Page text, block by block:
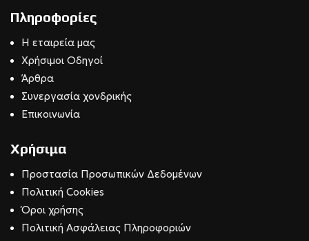
Πληροφορίες
Η εταιρεία μας
Χρήσιμοι Οδηγοί
Άρθρα
Συνεργασία χονδρικής
Επικοινωνία
Χρήσιμα
Προστασία Προσωπικών Δεδομένων
Πολιτική Cookies
Όροι χρήσης
Πολιτική Ασφάλειας Πληροφοριών